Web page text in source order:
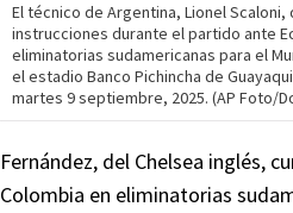
El técnico de Argentina, Lionel Scaloni,
instrucciones durante el partido ante
eliminatorias sudamericanas para el
el estadio Banco Pichincha de
martes 9 septiembre, 2025. (AP Foto/
Fernández, del Chelsea inglés,
Colombia en eliminatorias